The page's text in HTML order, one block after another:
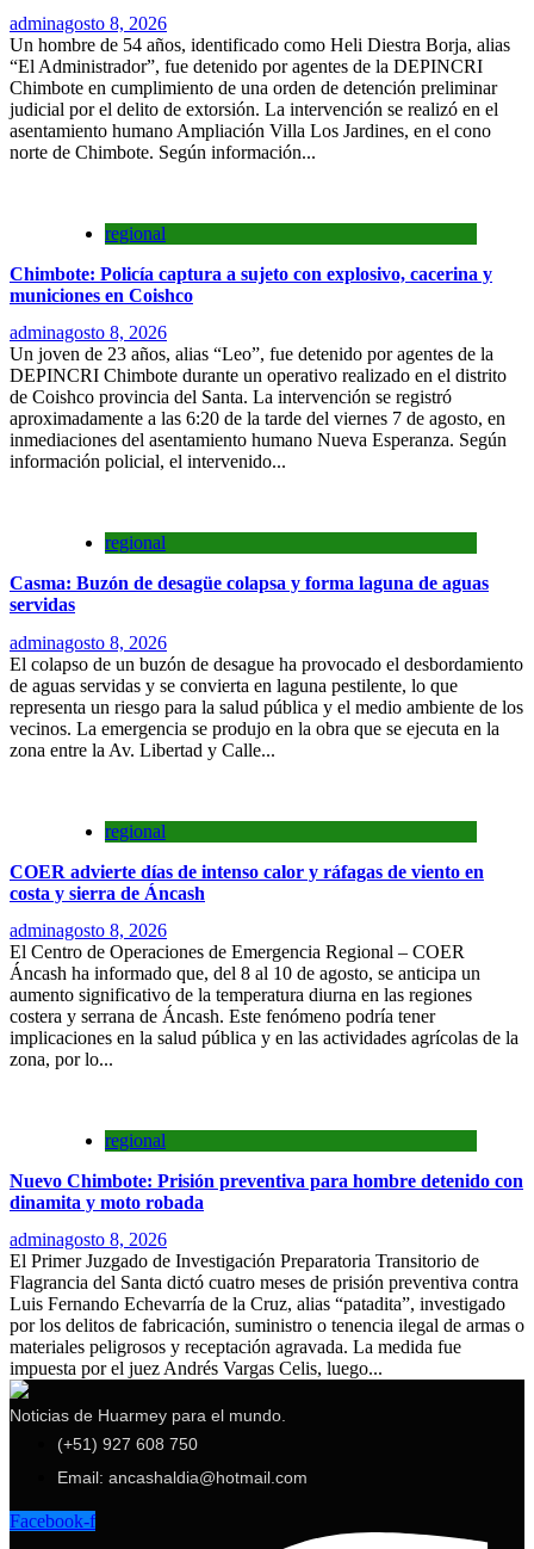
adminagosto 8, 2026
Un hombre de 54 años, identificado como Heli Diestra Borja, alias
“El Administrador”, fue detenido por agentes de la DEPINCRI
Chimbote en cumplimiento de una orden de detención preliminar
judicial por el delito de extorsión. La intervención se realizó en el
asentamiento humano Ampliación Villa Los Jardines, en el cono
norte de Chimbote. Según información...
regional
Chimbote: Policía captura a sujeto con explosivo, cacerina y
municiones en Coishco
adminagosto 8, 2026
Un joven de 23 años, alias “Leo”, fue detenido por agentes de la
DEPINCRI Chimbote durante un operativo realizado en el distrito
de Coishco provincia del Santa. La intervención se registró
aproximadamente a las 6:20 de la tarde del viernes 7 de agosto, en
inmediaciones del asentamiento humano Nueva Esperanza. Según
información policial, el intervenido...
regional
Casma: Buzón de desagüe colapsa y forma laguna de aguas
servidas
adminagosto 8, 2026
El colapso de un buzón de desague ha provocado el desbordamiento
de aguas servidas y se convierta en laguna pestilente, lo que
representa un riesgo para la salud pública y el medio ambiente de los
vecinos. La emergencia se produjo en la obra que se ejecuta en la
zona entre la Av. Libertad y Calle...
regional
COER advierte días de intenso calor y ráfagas de viento en
costa y sierra de Áncash
adminagosto 8, 2026
El Centro de Operaciones de Emergencia Regional – COER
Áncash ha informado que, del 8 al 10 de agosto, se anticipa un
aumento significativo de la temperatura diurna en las regiones
costera y serrana de Áncash. Este fenómeno podría tener
implicaciones en la salud pública y en las actividades agrícolas de la
zona, por lo...
regional
Nuevo Chimbote: Prisión preventiva para hombre detenido con
dinamita y moto robada
adminagosto 8, 2026
El Primer Juzgado de Investigación Preparatoria Transitorio de
Flagrancia del Santa dictó cuatro meses de prisión preventiva contra
Luis Fernando Echevarría de la Cruz, alias “patadita”, investigado
por los delitos de fabricación, suministro o tenencia ilegal de armas o
materiales peligrosos y receptación agravada. La medida fue
impuesta por el juez Andrés Vargas Celis, luego...
Noticias de Huarmey para el mundo.
(+51) 927 608 750
Email: ancashaldia@hotmail.com
Facebook-f